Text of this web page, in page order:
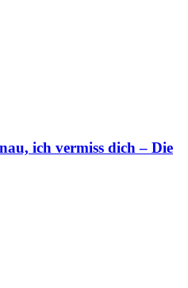
ich vermiss dich – Die